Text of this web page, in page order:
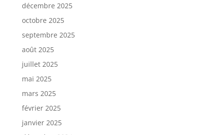
décembre 2025
octobre 2025
septembre 2025
août 2025
juillet 2025
mai 2025
mars 2025
février 2025
janvier 2025